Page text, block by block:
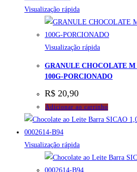
Visualização rápida
Visualização rápida
GRANULE CHOCOLATE
100G-PORCIONADO
R$ 20,90
Adicionar ao carrinho
Visualização rápida